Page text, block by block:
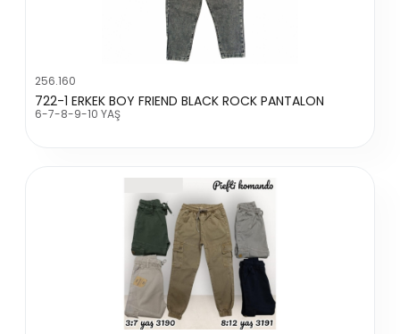
256.160
722-1 ERKEK BOY FRIEND BLACK ROCK PANTALON
6-7-8-9-10 YAŞ